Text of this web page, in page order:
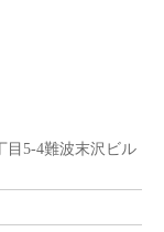
目5-4難波末沢ビル